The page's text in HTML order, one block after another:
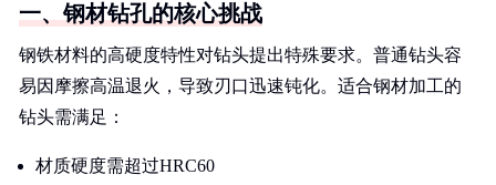
一、钢材钻孔的核心挑战
钢铁材料的高硬度特性对钻头提出特殊要求。普通钻头容
易因摩擦高温退火，导致刃口迅速钝化。适合钢材加工的
钻头需满足：
材质硬度需超过HRC60